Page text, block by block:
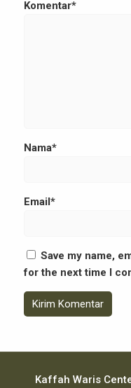
Komentar*
Nama*
Email*
Save my name,
for the next time I
Kaffah Waris